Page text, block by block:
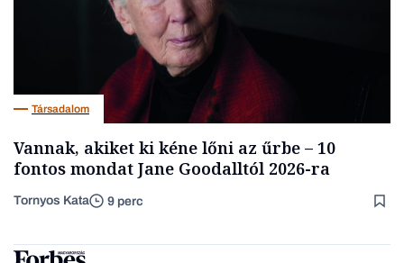
Társadalom
Vannak, akiket ki kéne lőni az űrbe – 10
fontos mondat Jane Goodalltól 2026-ra
Tornyos Kata 9 perc